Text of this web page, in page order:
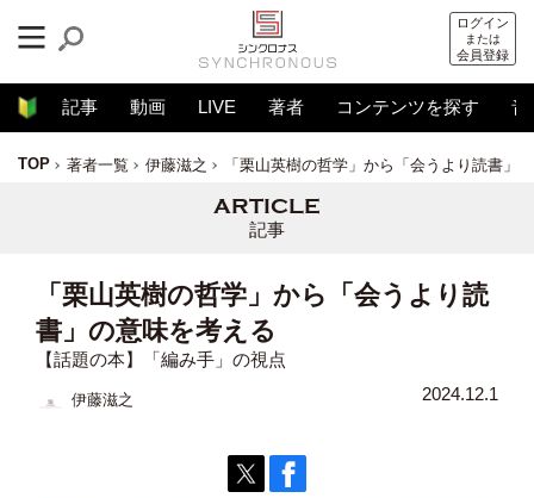
ログイン
または
会員登録
記事 動画 LIVE 著者 コンテンツを探す 音
TOP 著者一覧 伊藤滋之 「栗山英樹の哲学」から「会うより読書」
記事
「栗山英樹の哲学」から「会うより読
書」の意味を考える
【話題の本】「編み手」の視点
伊藤滋之 2024.12.1